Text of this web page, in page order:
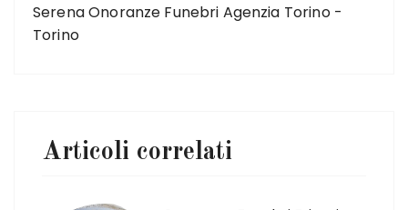
Serena Onoranze Funebri Agenzia Torino -
Torino
Articoli correlati